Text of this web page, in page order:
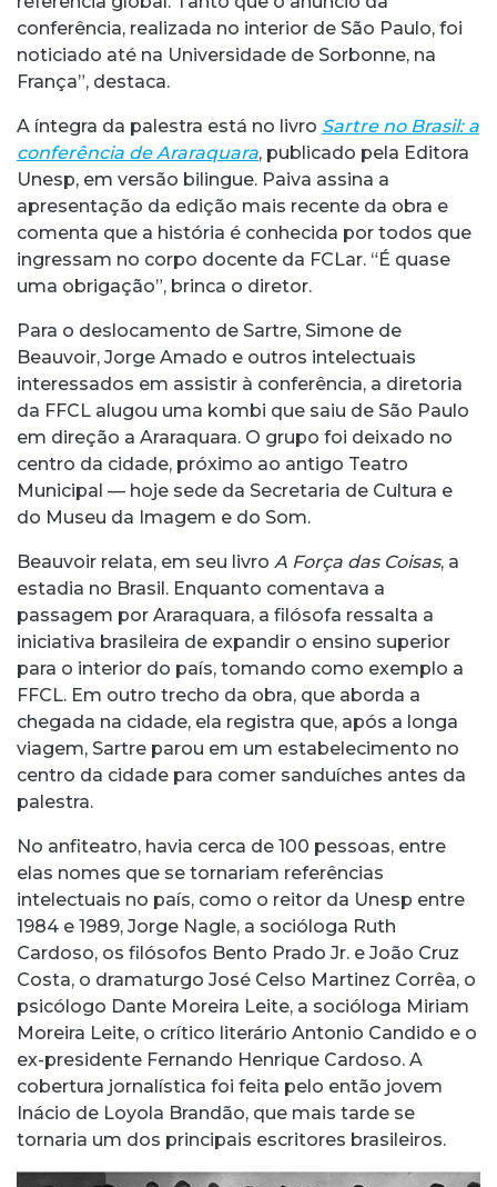
conferência, realizada no interior de São Paulo, foi
noticiado até na Universidade de Sorbonne, na
França”, destaca.
A íntegra da palestra está no livro Sartre no Brasil: a
conferência de Araraquara, publicado pela Editora
Unesp, em versão bilingue. Paiva assina a
apresentação da edição mais recente da obra e
comenta que a história é conhecida por todos que
ingressam no corpo docente da FCLar. “É quase
uma obrigação”, brinca o diretor.
Para o deslocamento de Sartre, Simone de
Beauvoir, Jorge Amado e outros intelectuais
interessados em assistir à conferência, a diretoria
da FFCL alugou uma kombi que saiu de São Paulo
em direção a Araraquara. O grupo foi deixado no
centro da cidade, próximo ao antigo Teatro
Municipal — hoje sede da Secretaria de Cultura e
do Museu da Imagem e do Som.
Beauvoir relata, em seu livro A Força das Coisas, a
estadia no Brasil. Enquanto comentava a
passagem por Araraquara, a filósofa ressalta a
iniciativa brasileira de expandir o ensino superior
para o interior do país, tomando como exemplo a
FFCL. Em outro trecho da obra, que aborda a
chegada na cidade, ela registra que, após a longa
viagem, Sartre parou em um estabelecimento no
centro da cidade para comer sanduíches antes da
palestra.
No anfiteatro, havia cerca de 100 pessoas, entre
elas nomes que se tornariam referências
intelectuais no país, como o reitor da Unesp entre
1984 e 1989, Jorge Nagle, a socióloga Ruth
Cardoso, os filósofos Bento Prado Jr. e João Cruz
Costa, o dramaturgo José Celso Martinez Corrêa, o
psicólogo Dante Moreira Leite, a socióloga Miriam
Moreira Leite, o crítico literário Antonio Candido e o
ex-presidente Fernando Henrique Cardoso. A
cobertura jornalística foi feita pelo então jovem
Inácio de Loyola Brandão, que mais tarde se
tornaria um dos principais escritores brasileiros.